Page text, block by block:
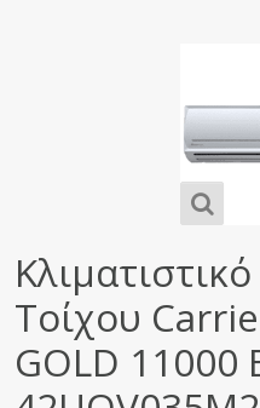
Τοίχου
GOLD 11000